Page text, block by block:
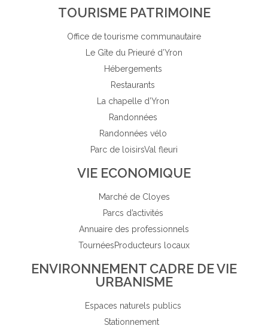
TOURISME PATRIMOINE
Office de tourisme communautaire
Le Gîte du Prieuré d’Yron
Hébergements
Restaurants
La chapelle d’Yron
Randonnées
Randonnées vélo
Parc de loisirsVal fleuri
VIE ECONOMIQUE
Marché de Cloyes
Parcs d’activités
Annuaire des professionnels
TournéesProducteurs locaux
ENVIRONNEMENT CADRE DE VIE
URBANISME
Espaces naturels publics
Stationnement